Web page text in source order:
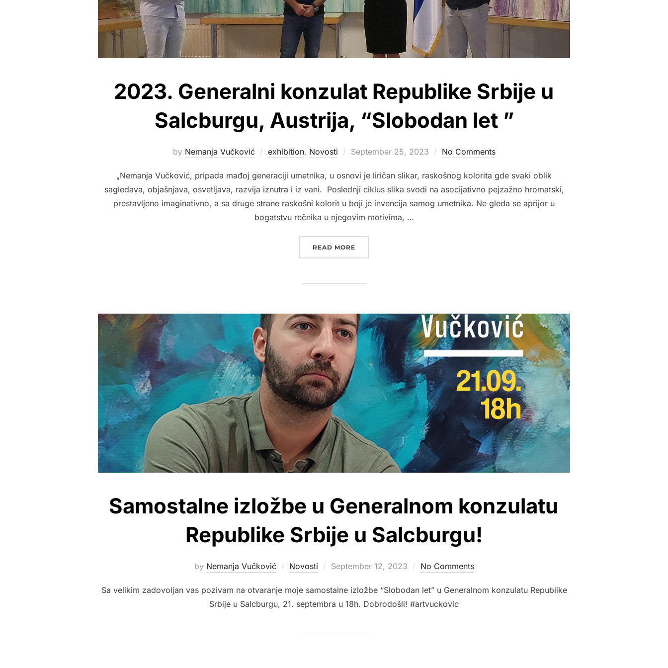
2023. Generalni konzulat Republike Srbije u
Salcburgu, Austrija, “Slobodan let ”
by Nemanja Vučković exhibition, Novosti
Posted
September 25, 2023 No Comments
„Nemanja Vučković, pripada mađoj generaciji umetnika, u osnovi je liričan slikar, raskošnog kolorita gde svaki oblik
sagledava, objašnjava, osvetljava, razvija iznutra i iz vani. Poslednji ciklus slika svodi na asocijativno pejzažno hromatski,
prestavljeno imaginativno, a sa druge strane raskošni kolorit u boji je invencija samog umetnika. Ne gleda se aprijor u
bogatstvu rečnika u njegovim motivima, …
READ MORE
Samostalne izložbe u Generalnom konzulatu
Republike Srbije u Salcburgu!
by Nemanja Vučković Novosti
Posted
September 12, 2023 No Comments
Sa velikim zadovoljan vas pozivam na otvaranje moje samostalne izložbe “Slobodan let” u Generalnom konzulatu Republike
Srbije u Salcburgu, 21. septembra u 18h. Dobrodošli! #artvuckovic